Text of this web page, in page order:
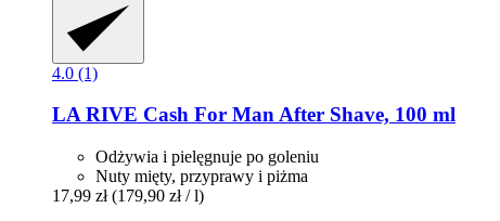
4.0 (1)
LA RIVE Cash For Man After Shave, 100 ml
Odżywia i pielęgnuje po goleniu
Nuty mięty, przyprawy i piżma
17,99 zł (179,90 zł / l)